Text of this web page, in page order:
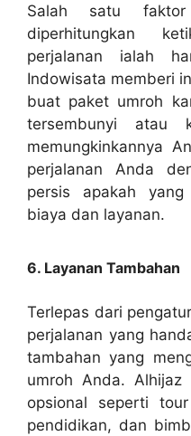
Salah satu
diperhitungkan
perjalanan ialah
Indowisata memberi
buat paket umroh
tersembunyi atau
memungkinkannya
perjalanan Anda
persis apakah
biaya dan layanan.
6. Layanan Tambahan
Terlepas dari
perjalanan yang
tambahan yang
umroh Anda. Alhijaz
opsional seperti
pendidikan, dan